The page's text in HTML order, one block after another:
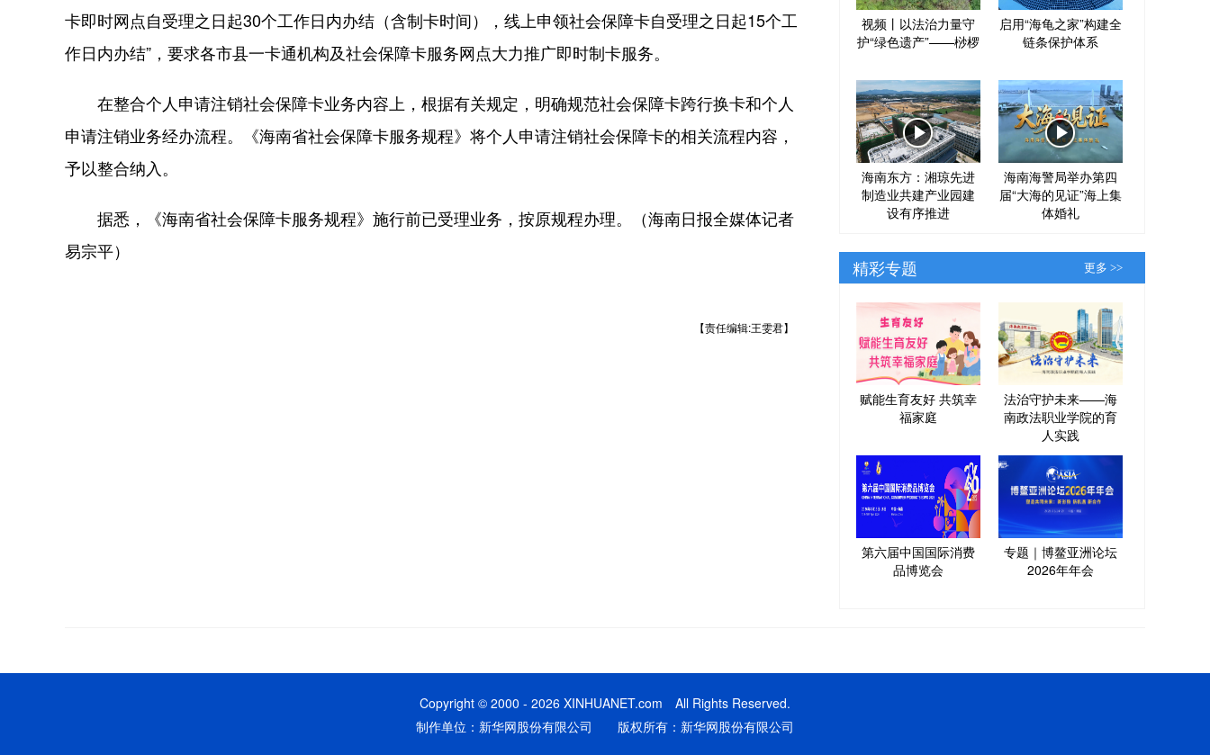
卡即时网点自受理之日起30个工作日内办结（含制卡时间），线上申领社会保障卡自受理之日起15个工
作日内办结”，要求各市县一卡通机构及社会保障卡服务网点大力推广即时制卡服务。
在整合个人申请注销社会保障卡业务内容上，根据有关规定，明确规范社会保障卡跨行换卡和个人
申请注销业务经办流程。《海南省社会保障卡服务规程》将个人申请注销社会保障卡的相关流程内容，
予以整合纳入。
据悉，《海南省社会保障卡服务规程》施行前已受理业务，按原规程办理。（海南日报全媒体记者
易宗平）
【责任编辑:王雯君】
视频丨以法治力量守
护“绿色遗产”——桫椤
启用“海龟之家”构建全
链条保护体系
海南东方：湘琼先进
制造业共建产业园建
设有序推进
海南海警局举办第四
届“大海的见证”海上集
体婚礼
精彩专题 更多 >>
赋能生育友好 共筑幸
福家庭
法治守护未来——海
南政法职业学院的育
人实践
第六届中国国际消费
品博览会
专题｜博鳌亚洲论坛
2026年年会
Copyright © 2000 - 2026 XINHUANET.com All Rights Reserved.
制作单位：新华网股份有限公司 版权所有：新华网股份有限公司